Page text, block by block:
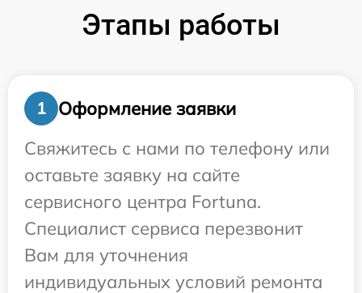
Этапы работы
1
Оформление заявки
Свяжитесь с нами по телефону или
оставьте заявку на сайте
сервисного центра Fortuna.
Специалист сервиса перезвонит
Вам для уточнения
индивидуальных условий ремонта